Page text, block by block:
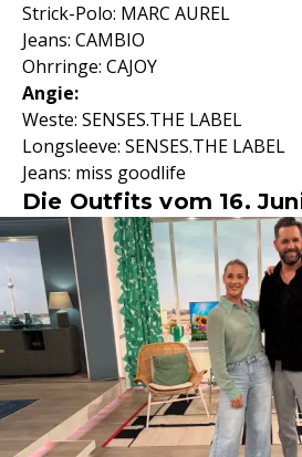
Strick-Polo: MARC AUREL
Jeans: CAMBIO
Ohrringe: CAJOY
Angie:
Weste: SENSES.THE LABEL
Longsleeve: SENSES.THE LABEL
Jeans: miss goodlife
Die Outfits vom 16.